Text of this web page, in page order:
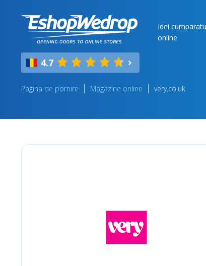
Idei
online
4.7
Pagina de pornire Magazine online very.co.uk